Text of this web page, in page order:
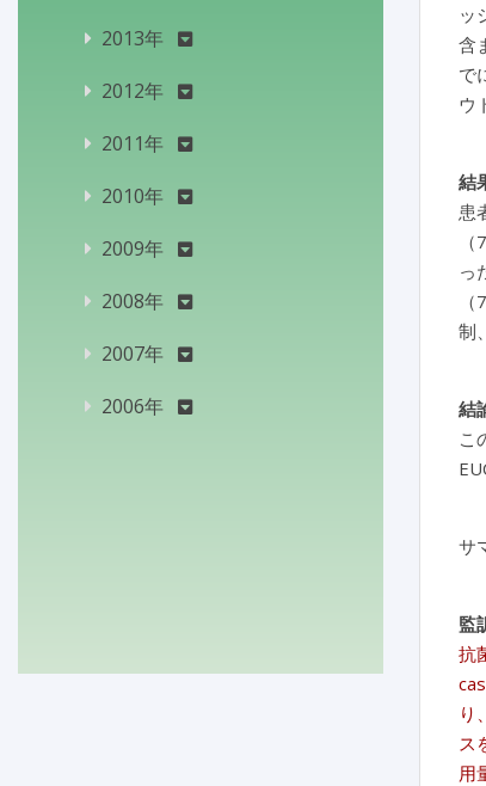
ッ
含
で
ウ
結
患
っ
制
結
こ
サ
監
抗
り
ス
用
2013年
2012年
2011年
2010年
2009年
2008年
2007年
2006年